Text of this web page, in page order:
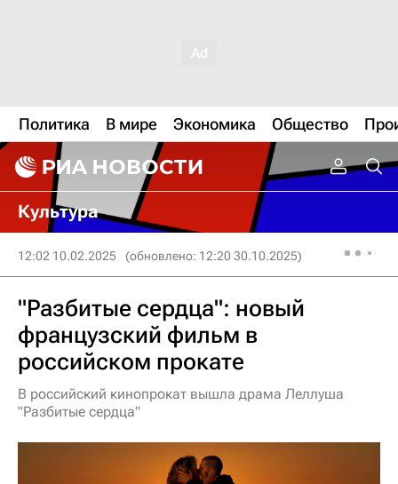
Политика В мире Экономика Общество
Культура
12:02 10.02.2025 (обновлено: 12:20 30.10.2025)
"Разбитые сердца": новый
французский фильм в
российском прокате
В российский кинопрокат вышла драма Леллуша
"Разбитые сердца"